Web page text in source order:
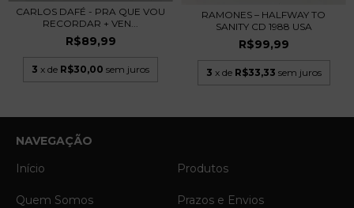
CARLOS DAFÉ - PRA QUE VOU
RECORDAR + VEN...
R$89,99
3 x de R$30,00 sem juros
RAMONES – HALFWAY TO
SANITY CD 1988 USA
R$99,99
3 x de R$33,33 sem juros
NAVEGAÇÃO
Início
Produtos
Quem Somos Prazos e Envios